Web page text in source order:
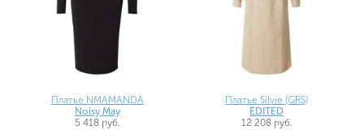
Платье NMAMANDA
Noisy May
5 418 руб.
Платье Silvie (GRS)
EDITED
12 208 руб.